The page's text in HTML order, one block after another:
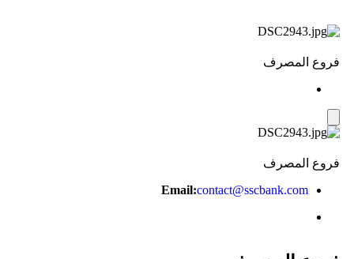
فروع المصرف
فروع المصرف
Email:contact@sscbank.com